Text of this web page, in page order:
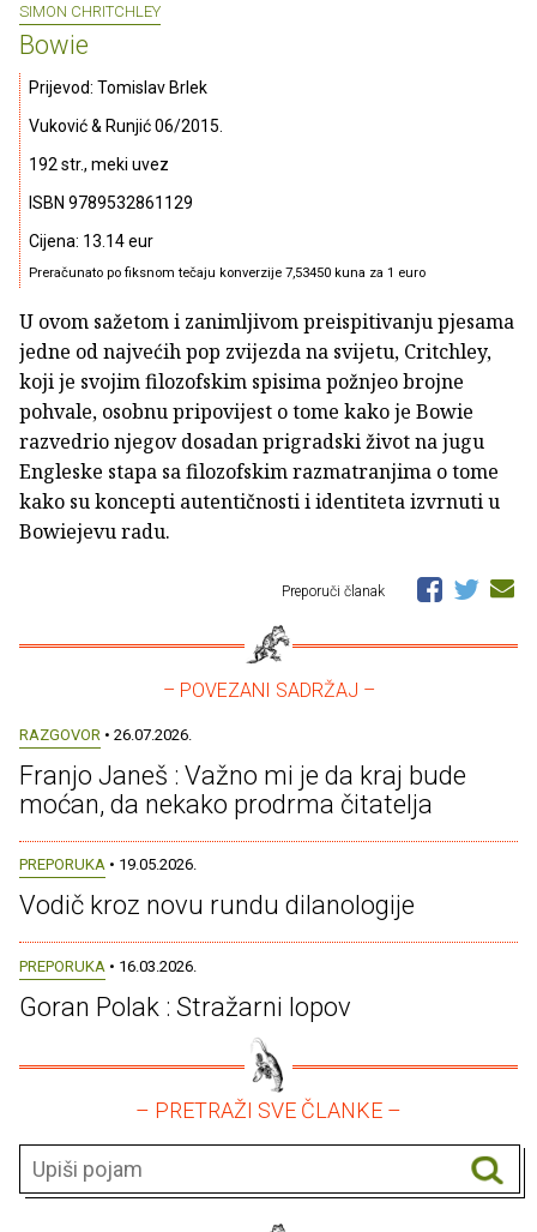
SIMON CHRITCHLEY
Bowie
Prijevod: Tomislav Brlek
Vuković & Runjić 06/2015.
192 str., meki uvez
ISBN 9789532861129
Cijena: 13.14 eur
Preračunato po fiksnom tečaju konverzije 7,53450 kuna za 1 euro
U ovom sažetom i zanimljivom preispitivanju pjesama
jedne od najvećih pop zvijezda na svijetu, Critchley,
koji je svojim filozofskim spisima požnjeo brojne
pohvale, osobnu pripovijest o tome kako je Bowie
razvedrio njegov dosadan prigradski život na jugu
Engleske stapa sa filozofskim razmatranjima o tome
kako su koncepti autentičnosti i identiteta izvrnuti u
Bowiejevu radu.
Preporuči članak
– POVEZANI SADRŽAJ –
RAZGOVOR • 26.07.2026.
Franjo Janeš : Važno mi je da kraj bude
moćan, da nekako prodrma čitatelja
PREPORUKA • 19.05.2026.
Vodič kroz novu rundu dilanologije
PREPORUKA • 16.03.2026.
Goran Polak : Stražarni lopov
– PRETRAŽI SVE ČLANKE –